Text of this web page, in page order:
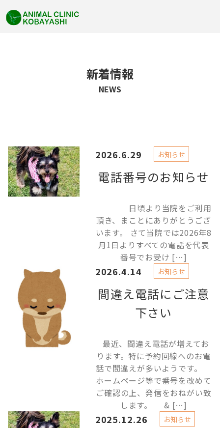
新着情報
NEWS
電話番号のお知らせ
2026.6.29 お知らせ
日頃より当院をご利用
頂き、まことにありがとうござ
います。 さて当院では2026年8
月1日よりすべての電話を代表
番号でお受け […]
間違え電話にご注意
下さい
2026.4.14 お知らせ
最近、間違え電話が増えてお
ります。特に予約回線へのお電
話で間違えが多いようです。
ホームページ等で番号を改めて
ご確認の上、発信をおねがい致
します。 & […]
2025.12.26 お知らせ